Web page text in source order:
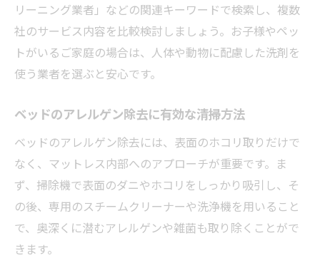
リーニング業者」などの関連キーワードで検索し、複数
社のサービス内容を比較検討しましょう。お子様やペッ
トがいるご家庭の場合は、人体や動物に配慮した洗剤を
使う業者を選ぶと安心です。
ベッドのアレルゲン除去に有効な清掃方法
ベッドのアレルゲン除去には、表面のホコリ取りだけで
なく、マットレス内部へのアプローチが重要です。ま
ず、掃除機で表面のダニやホコリをしっかり吸引し、そ
の後、専用のスチームクリーナーや洗浄機を用いること
で、奥深くに潜むアレルゲンや雑菌も取り除くことがで
きます。